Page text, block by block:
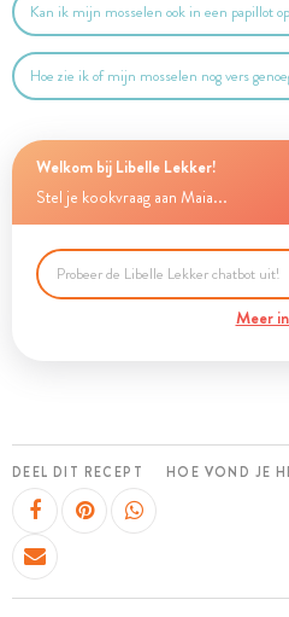
Kan ik mijn mosselen ook in een papillot
Hoe zie ik of mijn mosselen nog vers
Welkom bij Libelle Lekker!
Stel je kookvraag aan Maia...
Meer
DEEL DIT RECEPT HOE VOND JE